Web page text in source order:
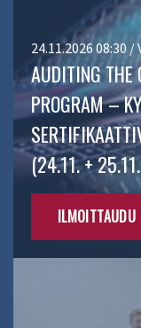
24.11.2026 08:30
AUDITING THE
PROGRAM –
(24.11. +
ILMOITTAUDU